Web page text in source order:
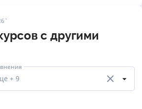
с другими
+ 9